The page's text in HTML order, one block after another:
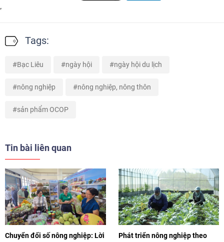
Tags:
Bạc Liêu ngày hội ngày hội du lịch
nông nghiệp nông nghiệp, nông thôn
sản phẩm OCOP
Tin bài liên quan
Chuyển đổi số nông nghiệp: Lời
Phát triển nông nghiệp theo